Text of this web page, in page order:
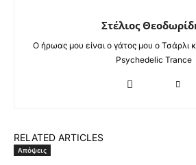
Στέλιος
Ο ήρωας μου είναι ο γάτος μου ο Τσάρλι
Psychedelic Trance
RELATED ARTICLES
Απόψεις